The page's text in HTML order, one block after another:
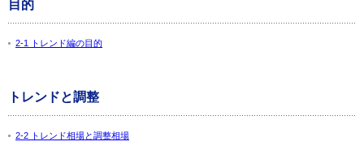
目的
2-1 トレンド編の目的
トレンドと調整
2-2 トレンド相場と調整相場